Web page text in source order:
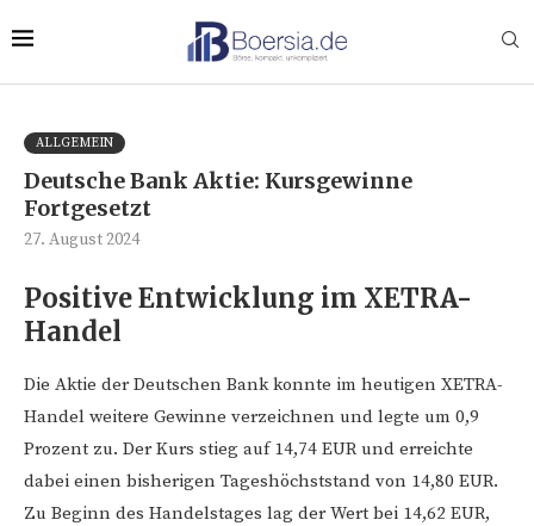
ALLGEMEIN
Deutsche Bank Aktie: Kursgewinne
Fortgesetzt
27. August 2024
Positive Entwicklung im XETRA-
Handel
Die Aktie der Deutschen Bank konnte im heutigen XETRA-
Handel weitere Gewinne verzeichnen und legte um 0,9
Prozent zu. Der Kurs stieg auf 14,74 EUR und erreichte
dabei einen bisherigen Tageshöchststand von 14,80 EUR.
Zu Beginn des Handelstages lag der Wert bei 14,62 EUR,